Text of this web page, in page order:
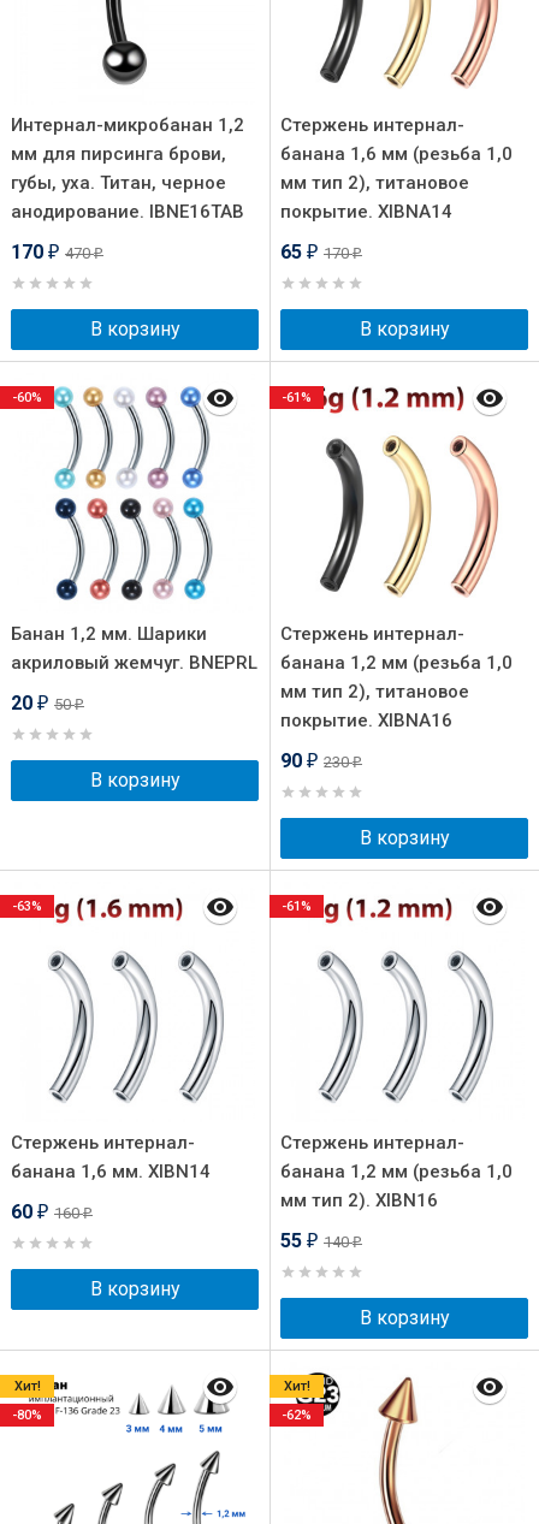
Интернал-микробанан 1,2
мм для пирсинга брови,
губы, уха. Титан, черное
анодирование. IBNE16TAB
170 ₽ 470₽
В корзину
Стержень интернал-
банана 1,6 мм (резьба 1,0
мм тип 2), титановое
покрытие. XIBNA14
65 ₽ 170₽
В корзину
Банан 1,2 мм. Шарики
акриловый жемчуг. BNEPRL
20 ₽ 50₽
В корзину
-60%
Стержень интернал-
банана 1,2 мм (резьба 1,0
мм тип 2), титановое
покрытие. XIBNA16
90 ₽ 230₽
В корзину
-61%
Стержень интернал-
банана 1,6 мм. XIBN14
60 ₽ 160₽
В корзину
-63%
Стержень интернал-
банана 1,2 мм (резьба 1,0
мм тип 2). XIBN16
55 ₽ 140₽
В корзину
-61%
Хит!
-80%
Хит!
-62%